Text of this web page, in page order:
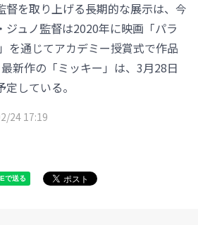
督を取り上げる長期的な展示は、今
ジュノ監督は2020年に映画「パラ
を通じてアカデミー授賞式で作品
新作の「ミッキー」は、3月28日
している。
24 17:19